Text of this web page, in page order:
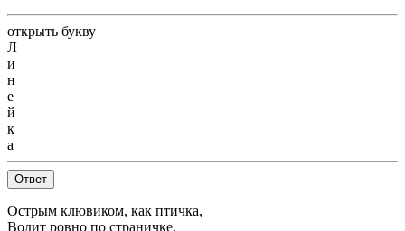
открыть букву
Л
и
н
е
й
к
а
Ответ
Острым клювиком, как птичка,
Водит ровно по страничке.